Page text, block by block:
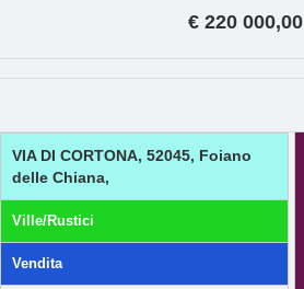
€ 220 000,00
VIA DI CORTONA, 52045, Foiano
delle Chiana,
Ville/Rustici
Vendita